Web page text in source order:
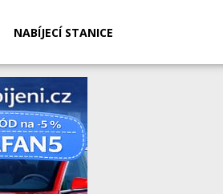
NABÍJECÍ STANICE